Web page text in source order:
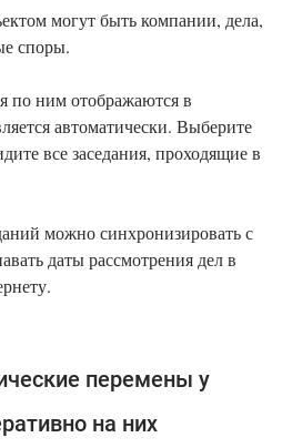
могут быть компании, дела,
споры.
по ним отображаются в
автоматически. Выберите
все заседания, проходящие в
можно синхронизировать с
даты рассмотрения дел в
перемены у
на них